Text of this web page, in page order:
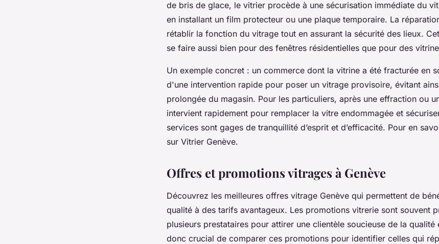
de bris de glace, le vitrier procède à une sécurisation immédiate du
en installant un film protecteur ou une plaque temporaire. La
rétablir la fonction du vitrage tout en assurant la sécurité des lieux.
se faire aussi bien pour des fenêtres résidentielles que pour des
Un exemple concret : un commerce dont la vitrine a été fracturée en
d'une intervention rapide pour poser un vitrage provisoire, évitant
prolongée du magasin. Pour les particuliers, après une effraction ou
intervient rapidement pour remplacer la vitre endommagée et
services sont gages de tranquillité d’esprit et d’efficacité. Pour en
sur Vitrier Genève.
Offres et promotions vitrages à Genève
Découvrez les meilleures offres vitrage Genève qui permettent de
qualité à des tarifs avantageux. Les promotions vitrerie sont souvent
plusieurs prestataires pour attirer une clientèle soucieuse de la
donc crucial de comparer ces promotions pour identifier celles qui